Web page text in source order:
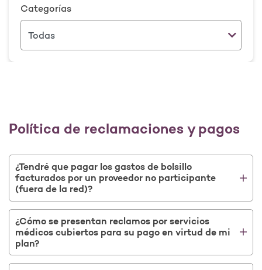
Categorías
Política de reclamaciones y pagos
¿Tendré que pagar los gastos de bolsillo
facturados por un proveedor no participante
(fuera de la red)?
¿Cómo se presentan reclamos por servicios
médicos cubiertos para su pago en virtud de mi
plan?